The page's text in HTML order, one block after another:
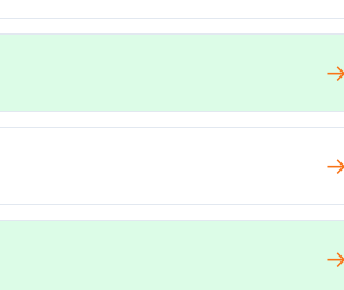
→
→
→